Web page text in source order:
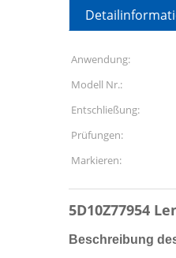
Anwendung:
Modell Nr.:
Entschließung:
Prüfungen:
Markieren:
5D10Z77954
Beschreibung